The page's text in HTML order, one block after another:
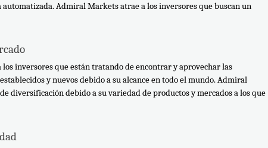
Admiral Markets atrae a los inversores que buscan un
inversores que están tratando de encontrar y aprovechar las
y nuevos debido a su alcance en todo el mundo. Admiral
diversificación debido a su variedad de productos y mercados a los que